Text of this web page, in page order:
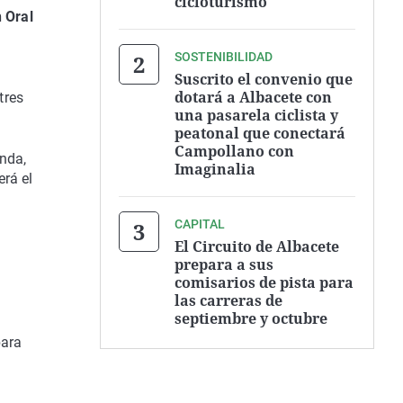
el
SOSTENIBILIDAD
Suscrito el convenio que
dotará a Albacete con
una pasarela ciclista y
peatonal que conectará
Campollano con
Imaginalia
CAPITAL
El Circuito de Albacete
prepara a sus
comisarios de pista para
las carreras de
septiembre y octubre